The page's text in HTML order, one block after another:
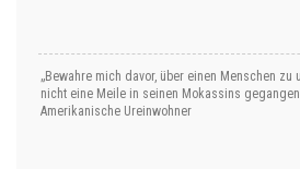
„Bewahre mich davor, über einen Menschen zu
nicht eine Meile in seinen Mokassins gegangen
Amerikanische Ureinwohner